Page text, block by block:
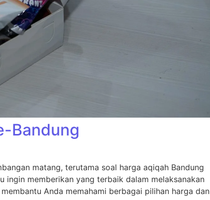
Bandung
matang, terutama soal harga aqiqah Bandung
ingin memberikan yang terbaik dalam melaksanakan
Anda memahami berbagai pilihan harga dan